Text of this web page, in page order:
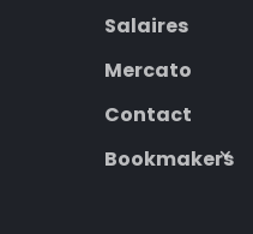
Salaires
Mercato
Contact
Bookmakers